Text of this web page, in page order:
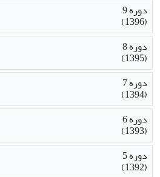
دوره 9
(1396)
دوره 8
(1395)
دوره 7
(1394)
دوره 6
(1393)
دوره 5
(1392)